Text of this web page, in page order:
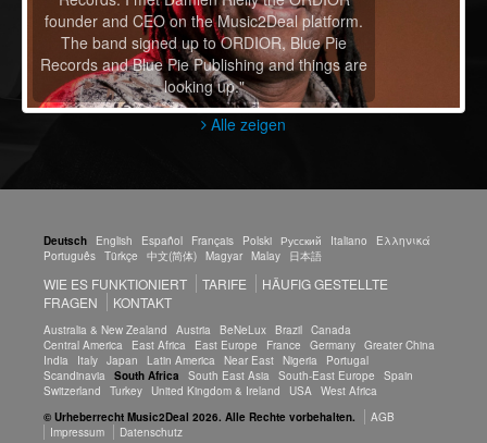
founder and CEO on the Music2Deal platform.
The band signed up to ORDIOR, Blue Pie
Records and Blue Pie Publishing and things are
looking up."
Alle zeigen
Deutsch English Español Français Polski Русский Italiano
Ελληνικά
Português Türkçe 中文(简体) Magyar Malay 日本語
WIE ES FUNKTIONIERT TARIFE
HÄUFIG GESTELLTE
FRAGEN
KONTAKT
Australia & New Zealand Austria BeNeLux Brazil Canada
Central America
East Africa East Europe France Germany Greater China
India
Italy Japan Latin America Near East Nigeria
Portugal
Scandinavia
South Africa South East Asia South-East Europe
Spain
Switzerland
Turkey United Kingdom & Ireland USA
West Africa
© Urheberrecht Music2Deal 2026. Alle Rechte vorbehalten.
AGB
Impressum
Datenschutz